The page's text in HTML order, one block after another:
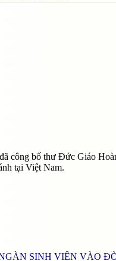
công bố thư Ðức Giáo
tại Việt Nam.
SINH VIÊN VÀO